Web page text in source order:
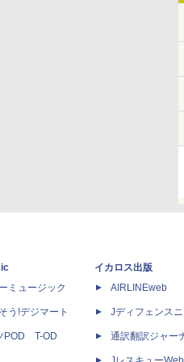
ミュージック
う!デジマート
POD T-OD
イカロス出版
AIRLINEweb
Jディフェンス
通訳翻訳ジャー